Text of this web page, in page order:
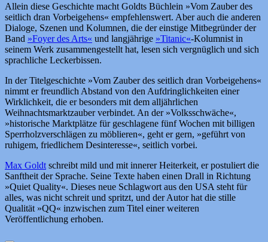
Allein diese Geschichte macht Goldts Büchlein »Vom Zauber des
seitlich dran Vorbeigehens« empfehlenswert. Aber auch die anderen
Dialoge, Szenen und Kolumnen, die der einstige Mitbegründer der
Band »Foyer des Arts« und langjährige »Titanic«-Kolumnist in
seinem Werk zusammengestellt hat, lesen sich vergnüglich und sich
sprachliche Leckerbissen.
In der Titelgeschichte »Vom Zauber des seitlich dran Vorbeigehens«
nimmt er freundlich Abstand von den Aufdringlichkeiten einer
Wirklichkeit, die er besonders mit dem alljährlichen
Weihnachtsmarktzauber verbindet. An der »Volksschwäche«,
»historische Marktplätze für geschlagene fünf Wochen mit billigen
Sperrholzverschlägen zu möblieren«, geht er gern, »geführt von
ruhigem, friedlichem Desinteresse«, seitlich vorbei.
Max Goldt schreibt mild und mit innerer Heiterkeit, er postuliert die
Sanftheit der Sprache. Seine Texte haben einen Drall in Richtung
»Quiet Quality«. Dieses neue Schlagwort aus den USA steht für
alles, was nicht schreit und spritzt, und der Autor hat die stille
Qualität »QQ« inzwischen zum Titel einer weiteren
Veröffentlichung erhoben.